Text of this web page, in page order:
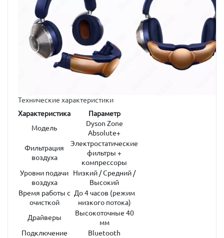
Технические характеристики
Характеристика
Параметр
Модель
Dyson Zone
Absolute+
Фильтрация
воздуха
Электростатические
фильтры +
компрессоры
Уровни подачи
воздуха
Низкий / Средний /
Высокий
Время работы с
очисткой
До 4 часов (режим
низкого потока)
Драйверы
Высокоточные 40
мм
Подключение
Bluetooth